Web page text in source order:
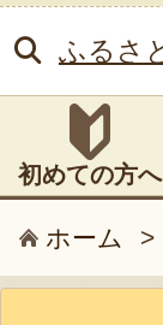
ふるさ
初めての方へ
ホーム >